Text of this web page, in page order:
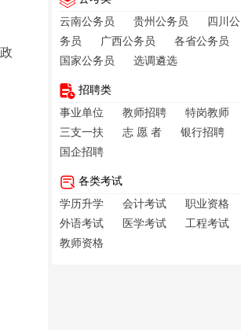
云南公务员
贵州公务员
四川公
务员
广西公务员
各省公务员
国家公务员
选调遴选
招聘类
事业单位
教师招聘
特岗教师
三支一扶
志 愿 者
银行招聘
国企招聘
各类考试
学历升学
会计考试
职业资格
外语考试
医学考试
工程考试
教师资格